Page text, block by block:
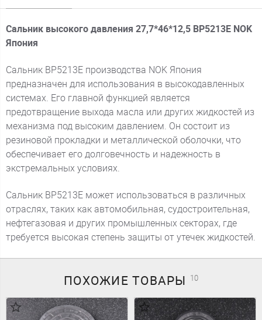
Сальник высокого давления 27,7*46*12,5 BP5213E NOK
Япония
Сальник BP5213E производства NOK Япония
предназначен для использования в высокодавленных
системах. Его главной функцией является
предотвращение выхода масла или других жидкостей из
механизма под высоким давлением. Он состоит из
резиновой прокладки и металлической оболочки, что
обеспечивает его долговечность и надежность в
экстремальных условиях.
Сальник BP5213E может использоваться в различных
отраслях, таких как автомобильная, судостроительная,
нефтегазовая и других промышленных секторах, где
требуется высокая степень защиты от утечек жидкостей.
ПОХОЖИЕТОВАРЫ 10